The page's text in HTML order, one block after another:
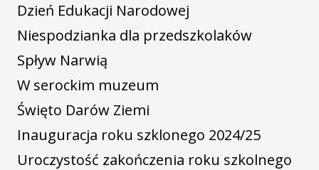
Dzień Edukacji Narodowej
Niespodzianka dla przedszkolaków
Spływ Narwią
W serockim muzeum
Święto Darów Ziemi
Inauguracja roku szklonego 2024/25
Uroczystość zakończenia roku szkolnego